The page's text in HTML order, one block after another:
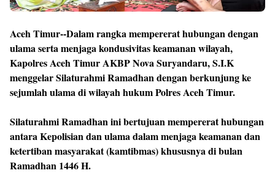
Aceh Timur--Dalam rangka mempererat hubungan dengan
ulama serta menjaga kondusivitas keamanan wilayah,
Kapolres Aceh Timur AKBP Nova Suryandaru, S.I.K
menggelar Silaturahmi Ramadhan dengan berkunjung ke
sejumlah ulama di wilayah hukum Polres Aceh Timur.
Silaturahmi Ramadhan ini bertujuan mempererat hubungan
antara Kepolisian dan ulama dalam menjaga keamanan dan
ketertiban masyarakat (kamtibmas) khususnya di bulan
Ramadhan 1446 H.